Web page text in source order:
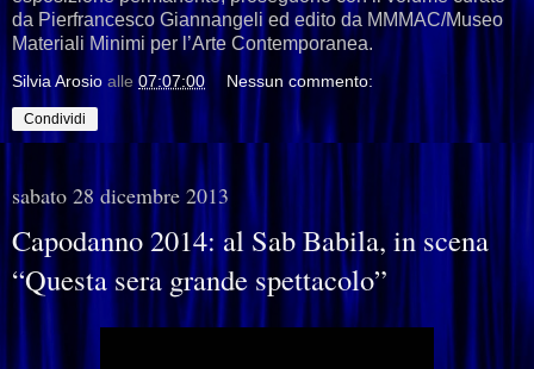
da Pierfrancesco Giannangeli ed edito da MMMAC/Museo
Materiali Minimi per l’Arte Contemporanea.
Silvia Arosio alle 07:07:00 Nessun commento:
Condividi
sabato 28 dicembre 2013
Capodanno 2014: al Sab Babila, in scena
“Questa sera grande spettacolo”